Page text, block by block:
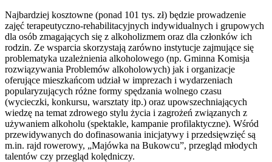
Najbardziej kosztowne (ponad 101 tys. zł) będzie prowadzenie
zajęć terapeutyczno-rehabilitacyjnych indywidualnych i grupowych
dla osób zmagających się z alkoholizmem oraz dla członków ich
rodzin. Ze wsparcia skorzystają zarówno instytucje zajmujące się
problematyka uzależnienia alkoholowego (np. Gminna Komisja
rozwiązywania Problemów alkoholowych) jak i organizacje
oferujące mieszkańcom udział w imprezach i wydarzeniach
popularyzujących różne formy spędzania wolnego czasu
(wycieczki, konkursu, warsztaty itp.) oraz upowszechniających
wiedzę na temat zdrowego stylu życia i zagrożeń związanych z
używaniem alkoholu (spektakle, kampanie profilaktyczne). Wśród
przewidywanych do dofinasowania inicjatywy i przedsięwzięć są
m.in. rajd rowerowy, „Majówka na Bukowcu”, przegląd młodych
talentów czy przegląd kolędniczy.